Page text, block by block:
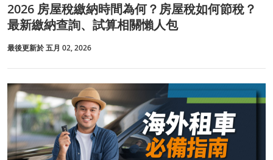
2026 房屋稅繳納時間為何？房屋稅如何節稅？
最新繳納查詢、試算相關懶人包
最後更新於 五月 02, 2026